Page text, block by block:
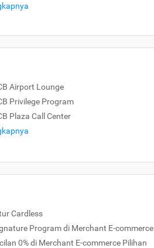
Airport Lounge
Privilege Program
Plaza Call Center
Cardless
Program di Merchant E-commerce
0% di Merchant E-commerce Pilihan